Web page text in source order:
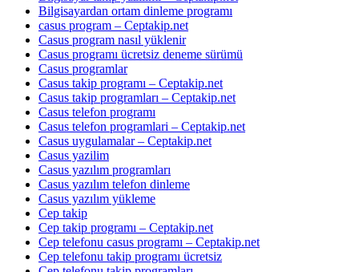
Bilgisayardan ortam dinleme programı
casus program – Ceptakip.net
Casus program nasıl yüklenir
Casus programı ücretsiz deneme sürümü
Casus programlar
Casus takip programı – Ceptakip.net
Casus takip programları – Ceptakip.net
Casus telefon programı
Casus telefon programlari – Ceptakip.net
Casus uygulamalar – Ceptakip.net
Casus yazilim
Casus yazılım programları
Casus yazılım telefon dinleme
Casus yazılım yükleme
Cep takip
Cep takip programı – Ceptakip.net
Cep telefonu casus programı – Ceptakip.net
Cep telefonu takip programı ücretsiz